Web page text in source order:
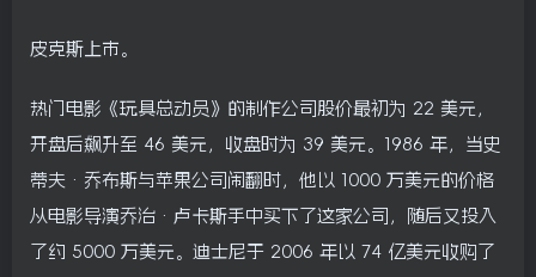
皮克斯上市。
热门电影《玩具总动员》的制作公司股价最初为 22 美元，
开盘后飙升至 46 美元，收盘时为 39 美元。1986 年，当史
蒂夫·乔布斯与苹果公司闹翻时，他以 1000 万美元的价格
从电影导演乔治·卢卡斯手中买下了这家公司，随后又投入
了约 5000 万美元。迪士尼于 2006 年以 74 亿美元收购了